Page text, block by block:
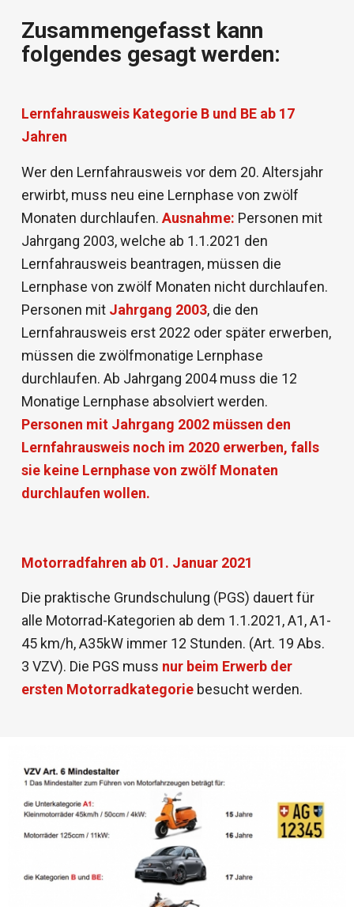
Zusammengefasst kann
folgendes gesagt werden:
Lernfahrausweis Kategorie B und BE ab 17
Jahren
Wer den Lernfahrausweis vor dem 20. Altersjahr
erwirbt, muss neu eine Lernphase von zwölf
Monaten durchlaufen. Ausnahme: Personen mit
Jahrgang 2003, welche ab 1.1.2021 den
Lernfahrausweis beantragen, müssen die
Lernphase von zwölf Monaten nicht durchlaufen.
Personen mit Jahrgang 2003, die den
Lernfahrausweis erst 2022 oder später erwerben,
müssen die zwölfmonatige Lernphase
durchlaufen. Ab Jahrgang 2004 muss die 12
Monatige Lernphase absolviert werden.
Personen mit Jahrgang 2002 müssen den
Lernfahrausweis noch im 2020 erwerben, falls
sie keine Lernphase von zwölf Monaten
durchlaufen wollen.
Motorradfahren ab 01. Januar 2021
Die praktische Grundschulung (PGS) dauert für
alle Motorrad-Kategorien ab dem 1.1.2021, A1, A1-
45 km/h, A35kW immer 12 Stunden. (Art. 19 Abs.
3 VZV). Die PGS muss nur beim Erwerb der
ersten Motorradkategoriebesucht werden.